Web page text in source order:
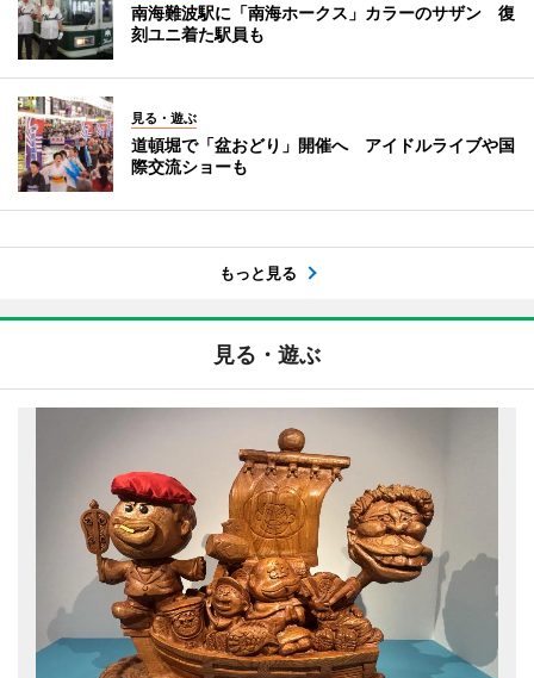
南海難波駅に「南海ホークス」カラーのサザン 復
刻ユニ着た駅員も
見る・遊ぶ
道頓堀で「盆おどり」開催へ アイドルライブや国
際交流ショーも
もっと見る
見る・遊ぶ